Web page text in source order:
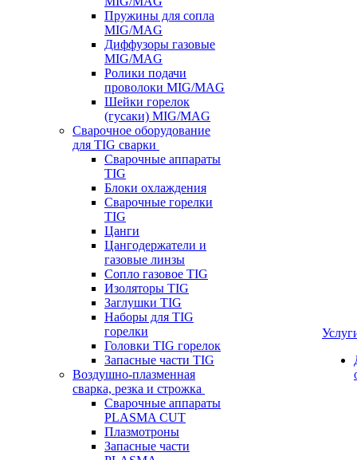
Пружины для сопла
MIG/MAG
Диффузоры газовые
MIG/MAG
Ролики подачи
проволоки MIG/MAG
Шейки горелок
(гусаки) MIG/MAG
Сварочное оборудование
для TIG сварки
Сварочные аппараты
TIG
Блоки охлаждения
Сварочные горелки
TIG
Цанги
Цангодержатели и
газовые линзы
Сопло газовое TIG
Изоляторы TIG
Заглушки TIG
Наборы для TIG
горелки
Головки TIG горелок
Запасные части TIG
Воздушно-плазменная
сварка, резка и строжка
Сварочные аппараты
PLASMA CUT
Плазмотроны
Запасные части